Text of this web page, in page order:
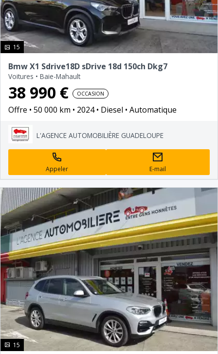
15 photo(s)
Bmw X1 Sdrive18D sDrive 18d 150ch Dkg7
Voitures • Baie-Mahault
38 990 € OCCASION
Offre 50 000 km 2024 Diesel Automatique
L'AGENCE AUTOMOBILIÈRE GUADELOUPE
Appeler E-mail
15 photo(s)